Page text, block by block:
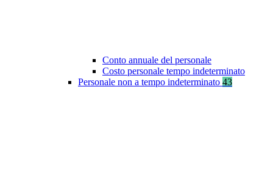
Conto annuale del personale
Costo personale tempo indeterminato
Personale non a tempo indeterminato 43